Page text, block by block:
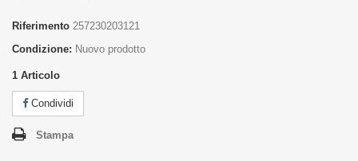
Riferimento 257230203121
Condizione: Nuovo prodotto
1 Articolo
Condividi
Stampa